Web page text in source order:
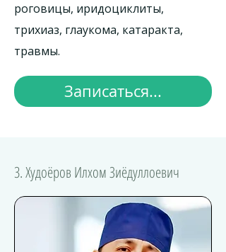
роговицы, иридоциклиты,
трихиаз, глаукома, катаракта,
травмы.
Записаться...
3. Худоёров Илхом Зиёдуллоевич